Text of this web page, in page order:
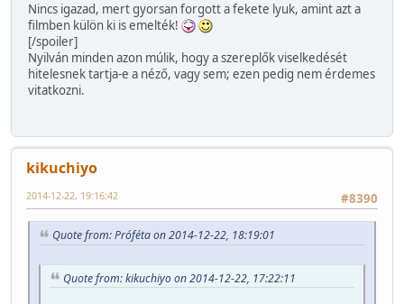
Nincs igazad, mert gyorsan forgott a fekete lyuk, amint azt a
filmben külön ki is emelték!
[/spoiler]
Nyilván minden azon múlik, hogy a szereplők viselkedését
hitelesnek tartja-e a néző, vagy sem; ezen pedig nem érdemes
vitatkozni.
kikuchiyo
#8390
2014-12-22, 19:16:42
Quote from: Próféta on 2014-12-22, 18:19:01
Quote from: kikuchiyo on 2014-12-22, 17:22:11